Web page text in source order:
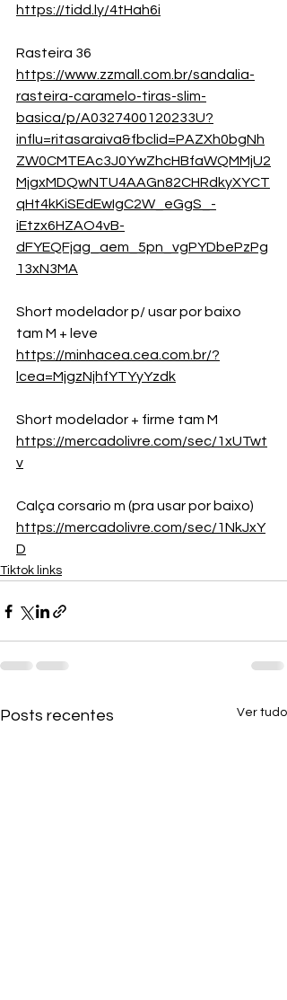
https://tidd.ly/4tHah6i
Rasteira 36
https://www.zzmall.com.br/sandalia-
rasteira-caramelo-tiras-slim-
basica/p/A0327400120233U?
influ=ritasaraiva&fbclid=PAZXh0bgNh
ZW0CMTEAc3J0YwZhcHBfaWQMMjU2
MjgxMDQwNTU4AAGn82CHRdkyXYCT
qHt4kKiSEdEwIgC2W_eGgS_-
iEtzx6HZAO4vB-
dFYEQFjag_aem_5pn_vgPYDbePzPg
13xN3MA
Short modelador p/ usar por baixo
tam M + leve
https://minhacea.cea.com.br/?
lcea=MjgzNjhfYTYyYzdk
Short modelador + firme tam M
https://mercadolivre.com/sec/1xUTwt
v
Calça corsario m (pra usar por baixo)
https://mercadolivre.com/sec/1NkJxY
D
Tiktok links
Posts recentes Ver tudo